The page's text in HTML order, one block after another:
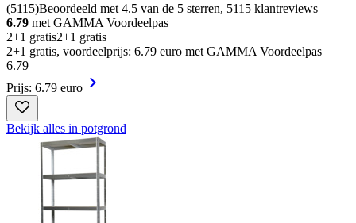
(5115)Beoordeeld met 4.5 van de 5 sterren, 5115 klantreviews
6.79 met GAMMA Voordeelpas
2+1 gratis2+1 gratis
2+1 gratis, voordeelprijs: 6.79 euro met GAMMA Voordeelpas
6.79
Prijs: 6.79 euro
Bekijk alles in potgrond